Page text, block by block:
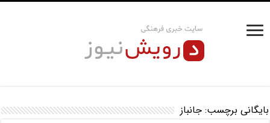
بایگانی برچسب:جانباز